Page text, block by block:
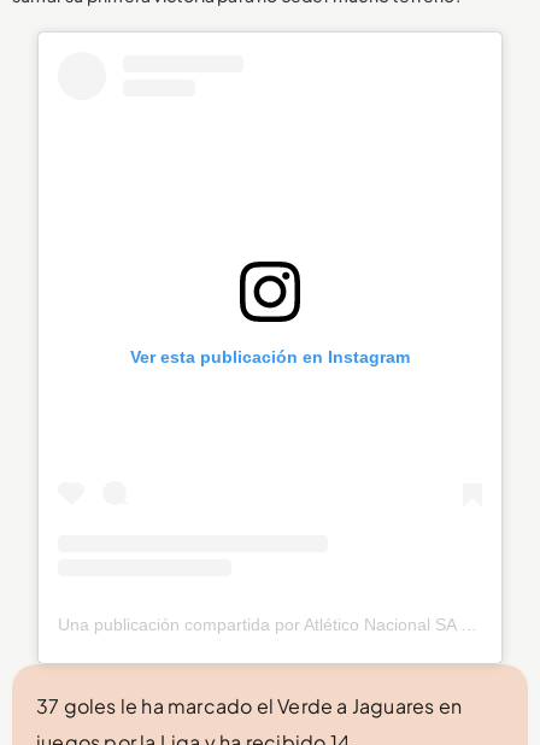
Ver esta publicación en Instagram
37 goles le ha marcado el Verde a Jaguares en